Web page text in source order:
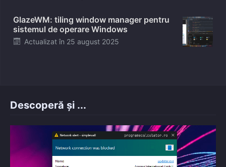
GlazeWM: tiling window manager pentru
sistemul de operare Windows
Posted
Actualizat în 25 august 2025
Descoperă și ...